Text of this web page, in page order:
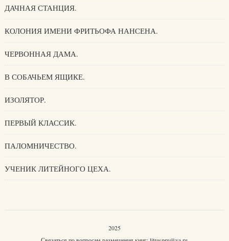
ДАЧНАЯ СТАНЦИЯ.
КОЛОНИЯ ИМЕНИ ФРИТЬОФА НАНСЕНА.
ЧЕРВОННАЯ ДАМА.
В СОБАЧЬЕМ ЯЩИКЕ.
ИЗОЛЯТОР.
ПЕРВЫЙ КЛАССИК.
ПАЛОМНИЧЕСТВО.
УЧЕНИК ЛИТЕЙНОГО ЦЕХА.
2025